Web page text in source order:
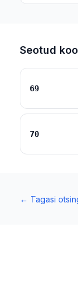
Seotud
69
70
← Tagasi